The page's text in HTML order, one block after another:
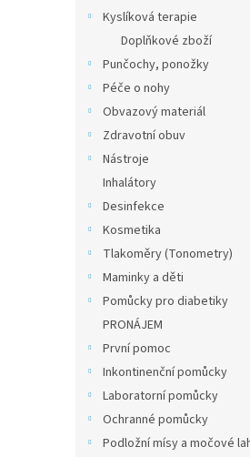
Kyslíková terapie
Doplňkové zboží
Punčochy, ponožky
Péče o nohy
Obvazový materiál
Zdravotní obuv
Nástroje
Inhalátory
Desinfekce
Kosmetika
Tlakoměry (Tonometry)
Maminky a děti
Pomůcky pro diabetiky
PRONÁJEM
První pomoc
Inkontinenční pomůcky
Laboratorní pomůcky
Ochranné pomůcky
Podložní mísy a močové